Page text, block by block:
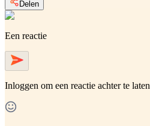
Delen
Een reactie
Inloggen om een reactie achter te laten